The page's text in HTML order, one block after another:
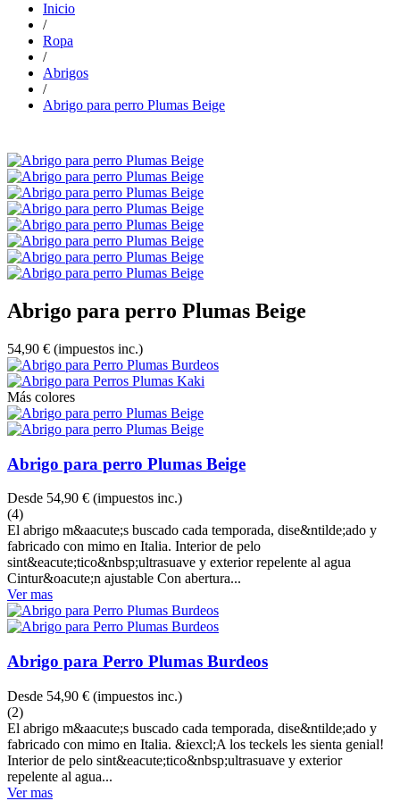
Inicio
/
Ropa
/
Abrigos
/
Abrigo para perro Plumas Beige
Abrigo para perro Plumas Beige
54,90 € (impuestos inc.)
Más colores
Abrigo para perro Plumas Beige
Desde 54,90 € (impuestos inc.)
(4)
El abrigo m&aacute;s buscado cada temporada, dise&ntilde;ado y
fabricado con mimo en Italia. Interior de pelo
sint&eacute;tico&nbsp;ultrasuave y exterior repelente al agua
Cintur&oacute;n ajustable Con abertura...
Ver mas
Abrigo para Perro Plumas Burdeos
Desde 54,90 € (impuestos inc.)
(2)
El abrigo m&aacute;s buscado cada temporada, dise&ntilde;ado y
fabricado con mimo en Italia. &iexcl;A los teckels les sienta genial!
Interior de pelo sint&eacute;tico&nbsp;ultrasuave y exterior
repelente al agua...
Ver mas